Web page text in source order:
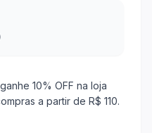
10% OFF na loja
a partir de R$ 110.